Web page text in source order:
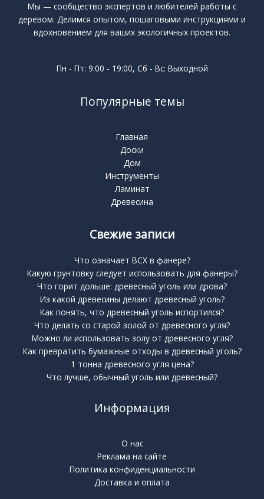
Мы — сообщество экспертов и любителей работы с
деревом. Делимся опытом, пошаговыми инструкциями и
вдохновением для ваших экологичных проектов.
Пн - Пт: 9:00 - 19:00, Сб - Вс: Выходной
Популярные темы
Главная
Доски
Дом
Инструменты
Ламинат
Древесина
Свежие записи
Что означает BCX в фанере?
Какую грунтовку следует использовать для фанеры?
Что горит дольше: древесный уголь или дрова?
Из какой древесины делают древесный уголь?
Как понять, что древесный уголь испортился?
Что делать со старой золой от древесного угля?
Можно ли использовать золу от древесного угля?
Как превратить бумажные отходы в древесный уголь?
1 тонна древесного угля цена?
Что лучше, обычный уголь или древесный?
Информация
О нас
Реклама на сайте
Политика конфиденциальности
Доставка и оплата